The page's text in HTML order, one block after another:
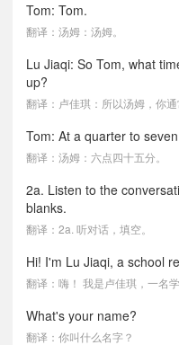
Tom: Tom.
翻译：汤姆：汤姆。
Lu Jiaqi: So Tom, what
up?
翻译：卢佳琪：所以汤姆，你
Tom: At a quarter to
翻译：汤姆：六点四十五分。
2a. Listen to the
blanks.
翻译：2a. 听对话，填空。
Hi! I'm Lu Jiaqi, a school
翻译：嗨！ 我是卢佳琪，一名学
What's your name?
翻译：你叫什么名字？